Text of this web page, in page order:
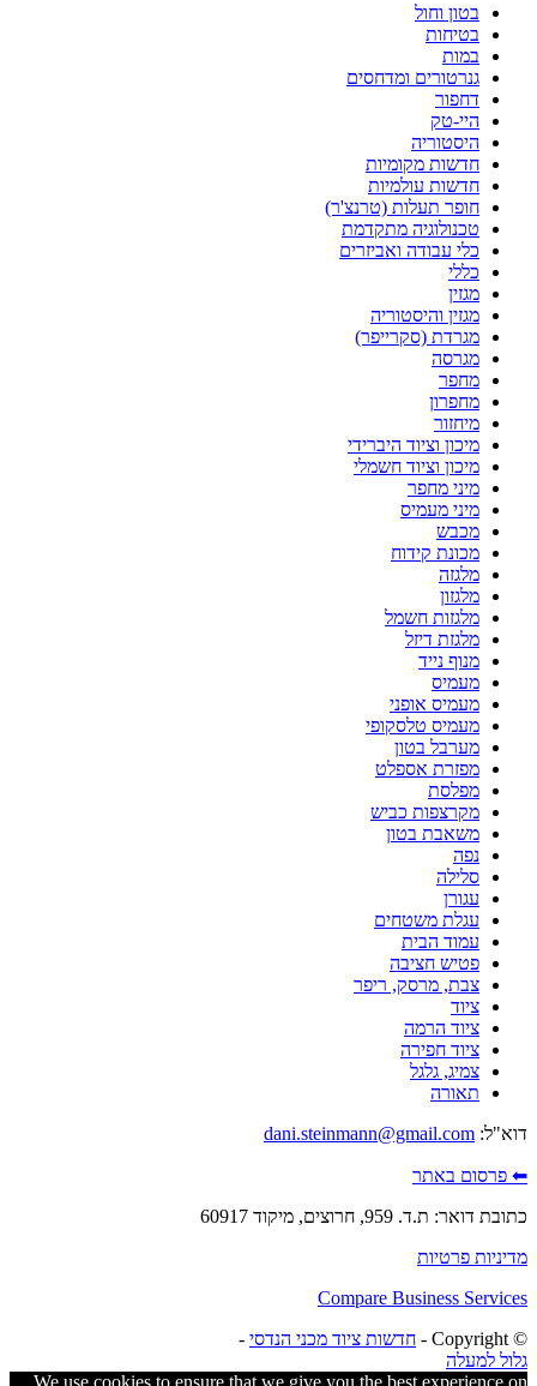
בטון וחול
בטיחות
במות
גנרטורים ומדחסים
דחפור
היי-טק
היסטוריה
חדשות מקומיות
חדשות עולמיות
חופר תעלות (טרנצ'ר)
טכנולוגיה מתקדמת
כלי עבודה ואביזרים
כללי
מגזין
מגזין והיסטוריה
מגרדת (סקרייפר)
מגרסה
מחפר
מחפרון
מיחזור
מיכון וציוד היברידי
מיכון וציוד חשמלי
מיני מחפר
מיני מעמיס
מכבש
מכונת קידוח
מלגזה
מלגזון
מלגזות חשמל
מלגזת דיזל
מנוף נייד
מעמיס
מעמיס אופני
מעמיס טלסקופי
מערבל בטון
מפזרת אספלט
מפלסת
מקרצפות כביש
משאבת בטון
נפה
סלילה
עגורן
עגלת משטחים
עמוד הבית
פטיש חציבה
צבת, מרסק, ריפר
ציוד
ציוד הרמה
ציוד חפירה
צמיג, גלגל
תאורה
דוא"ל: dani.steinmann@gmail.com
⬅ פרסום באתר
כתובת דואר: ת.ד. 959, חרוצים, מיקוד 60917
מדיניות פרטיות
Compare Business Services
© ‫Copyright -
חדשות ציוד מכני הנדסי -
גלול למעלה
We use cookies to ensure that we give you the best experience on